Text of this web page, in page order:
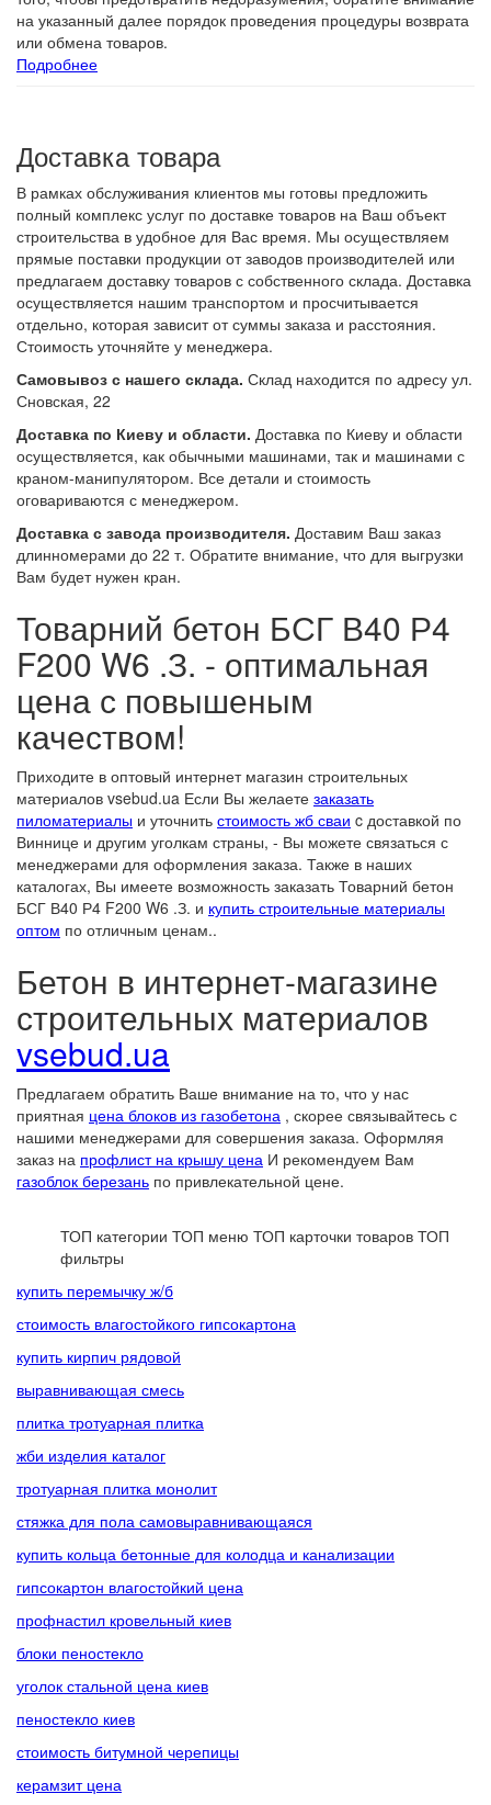
на указанный далее порядок проведения процедуры возврата
или обмена товаров.
Подробнее
Доставка товара
В рамках обслуживания клиентов мы готовы предложить
полный комплекс услуг по доставке товаров на Ваш объект
строительства в удобное для Вас время. Мы осуществляем
прямые поставки продукции от заводов производителей или
предлагаем доставку товаров с собственного склада. Доставка
осуществляется нашим транспортом и просчитывается
отдельно, которая зависит от суммы заказа и расстояния.
Стоимость уточняйте у менеджера.
Самовывоз с нашего склада. Склад находится по адресу ул.
Сновская, 22
Доставка по Киеву и области. Доставка по Киеву и области
осуществляется, как обычными машинами, так и машинами с
краном-манипулятором. Все детали и стоимость
оговариваются с менеджером.
Доставка с завода производителя. Доставим Ваш заказ
длинномерами до 22 т. Обратите внимание, что для выгрузки
Вам будет нужен кран.
Товарний бетон БСГ В40 Р4
F200 W6 .З. - оптимальная
цена с повышеным
качеством!
Приходите в оптовый интернет магазин строительных
материалов vsebud.ua Если Вы желаете заказать
пиломатериалы и уточнить стоимость жб сваи c доставкой по
Виннице и другим уголкам страны, - Вы можете связаться с
менеджерами для оформления заказа. Также в наших
каталогах, Вы имеете возможность заказать Товарний бетон
БСГ В40 Р4 F200 W6 .З. и купить строительные материалы
оптом по отличным ценам..
Бетон в интернет-магазине
строительных материалов
vsebud.ua
Предлагаем обратить Ваше внимание на то, что у нас
приятная цена блоков из газобетона , скорее связывайтесь с
нашими менеджерами для совершения заказа. Оформляя
заказ на профлист на крышу цена И рекомендуем Вам
газоблок березань по привлекательной цене.
ТОП категории ТОП меню ТОП карточки товаров ТОП
фильтры
купить перемычку ж/б
стоимость влагостойкого гипсокартона
купить кирпич рядовой
выравнивающая смесь
плитка тротуарная плитка
жби изделия каталог
тротуарная плитка монолит
стяжка для пола самовыравнивающаяся
купить кольца бетонные для колодца и канализации
гипсокартон влагостойкий цена
профнастил кровельный киев
блоки пеностекло
уголок стальной цена киев
пеностекло киев
стоимость битумной черепицы
керамзит цена